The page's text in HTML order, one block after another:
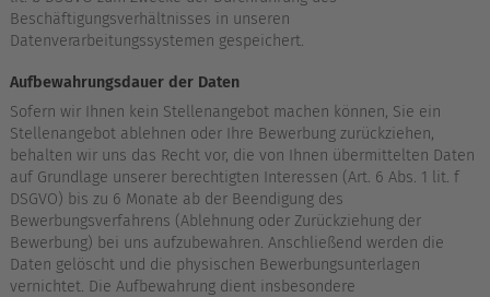
Beschäftigungsverhältnisses in unseren
Datenverarbeitungssystemen gespeichert.
Aufbewahrungsdauer der Daten
Sofern wir Ihnen kein Stellenangebot machen können, Sie ein
Stellenangebot ablehnen oder Ihre Bewerbung zurückziehen,
behalten wir uns das Recht vor, die von Ihnen übermittelten Daten
auf Grundlage unserer berechtigten Interessen (Art. 6 Abs. 1 lit. f
DSGVO) bis zu 6 Monate ab der Beendigung des
Bewerbungsverfahrens (Ablehnung oder Zurückziehung der
Bewerbung) bei uns aufzubewahren. Anschließend werden die
Daten gelöscht und die physischen Bewerbungsunterlagen
vernichtet. Die Aufbewahrung dient insbesondere